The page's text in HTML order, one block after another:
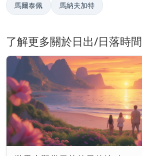
馬爾泰佩 馬納夫加特
了解更多關於日出/日落時間